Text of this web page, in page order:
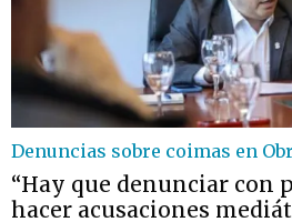
Denuncias sobre coimas en
“Hay que denunciar con
hacer acusaciones